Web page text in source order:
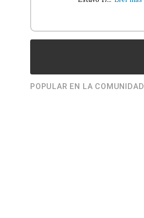
POPULAR EN LA COMUNIDAD